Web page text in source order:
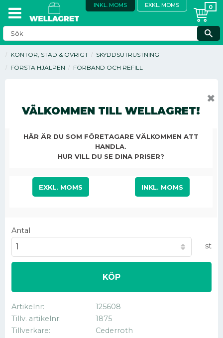
INKL. MOMS EXKL. MOMS
KONTOR, STÄD & ÖVRIGT
SKYDDSUTRUSTNING
FÖRSTA HJÄLPEN
FÖRBAND OCH REFILL
Antal
st
KÖP
Artikelnr
125608
Tillv. artikelnr
1875
Tillverkare
Cederroth
VÄLKOMMEN TILL WELLAGRET!
HÄR ÄR DU SOM FÖRETAGARE VÄLKOMMEN ATT
HANDLA.
HUR VILL DU SE DINA PRISER?
EXKL. MOMS INKL. MOMS
✖